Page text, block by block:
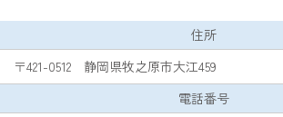
住所
〒421-0512 静岡県牧之原市大江459
電話番号